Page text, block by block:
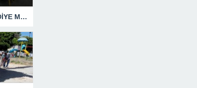
KUŞADASI BELEDİYE MECLİSİ’NDEN ÖNEMLİ KARARLAR